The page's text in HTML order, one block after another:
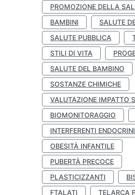
PROMOZIONE DELLA
BAMBINI
SALUTE
SALUTE PUBBLICA
STILI DI VITA
SALUTE DEL BAMBINO
SOSTANZE CHIMICHE
VALUTAZIONE IMPATTO
BIOMONITORAGGIO
INTERFERENTI ENDOCRINI
OBESITÀ INFANTILE
PUBERTÀ PRECOCE
PLASTICIZZANTI
FTALATI
TELARCA